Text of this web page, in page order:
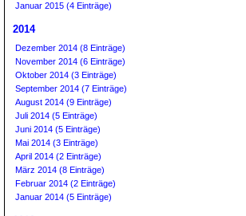
Januar 2015 (4 Einträge)
2014
Dezember 2014 (8 Einträge)
November 2014 (6 Einträge)
Oktober 2014 (3 Einträge)
September 2014 (7 Einträge)
August 2014 (9 Einträge)
Juli 2014 (5 Einträge)
Juni 2014 (5 Einträge)
Mai 2014 (3 Einträge)
April 2014 (2 Einträge)
März 2014 (8 Einträge)
Februar 2014 (2 Einträge)
Januar 2014 (5 Einträge)